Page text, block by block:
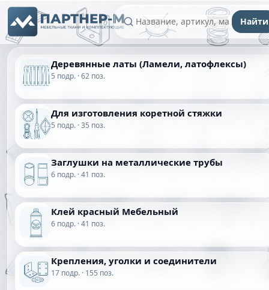
Найти
Деревянные латы (Ламели, латофлексы)
5 подр. · 62 поз.
Для изготовления коретной стяжки
5 подр. · 35 поз.
Заглушки на металлические трубы
6 подр. · 41 поз.
Клей красный Мебельный
6 подр. · 41 поз.
Крепления, уголки и соединители
17 подр. · 155 поз.